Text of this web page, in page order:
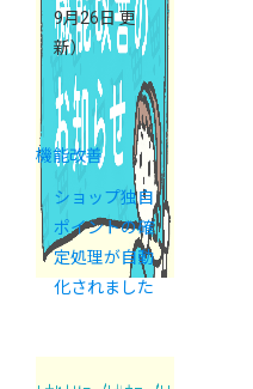
9月26日 更
新）
機能改善
ショップ独自
ポイントの確
定処理が自動
化されました